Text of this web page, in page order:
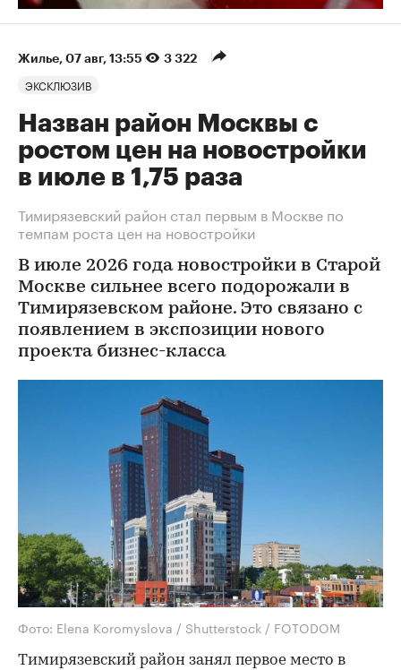
Жилье 07 авг, 13:55 3 322
ЭКСКЛЮЗИВ
Назван район Москвы с
ростом цен на новостройки
в июле в 1,75 раза
Тимирязевский район стал первым в Москве по
темпам роста цен на новостройки
В июле 2026 года новостройки в Старой
Москве сильнее всего подорожали в
Тимирязевском районе. Это связано с
появлением в экспозиции нового
проекта бизнес-класса
Фото: Elena Koromyslova / Shutterstock / FOTODOM
Тимирязевский район занял первое место в